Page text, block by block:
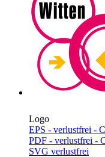
Logo
EPS - verlustfrei -
PDF - verlustfrei -
SVG verlustfrei